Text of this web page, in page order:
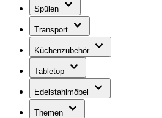
Spülen
Transport
Küchenzubehör
Tabletop
Edelstahlmöbel
Themen